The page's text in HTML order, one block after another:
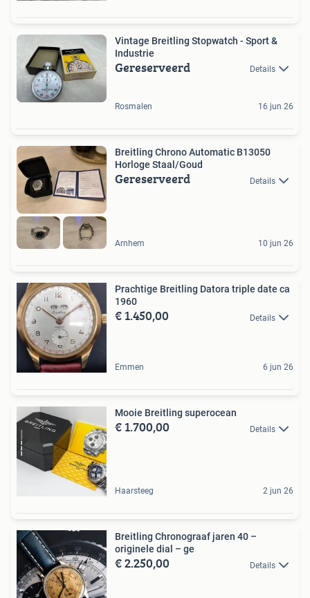
Vintage Breitling Stopwatch - Sport &
Industrie
Gereserveerd Details
Rosmalen 16 jun 26
Breitling Chrono Automatic B13050
Horloge Staal/Goud
Gereserveerd Details
Arnhem 10 jun 26
Prachtige Breitling Datora triple date ca
1960
€ 1.450,00 Details
Emmen 6 jun 26
Mooie Breitling superocean
€ 1.700,00 Details
Haarsteeg 2 jun 26
Breitling Chronograaf jaren 40 –
originele dial – ge
€ 2.250,00 Details